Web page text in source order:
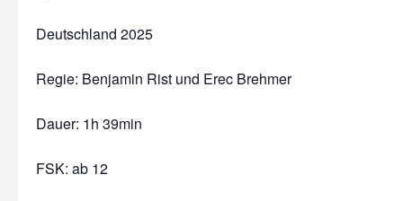
Deutschland 2025
Regie: Benjamin Rist und Erec Brehmer
Dauer: 1h 39min
FSK: ab 12